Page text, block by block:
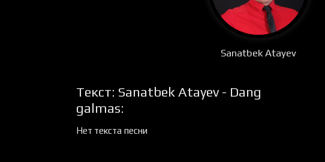
Sanatbek Atayev
Текст: Sanatbek Atayev - Dang
galmas:
Нет текста песни